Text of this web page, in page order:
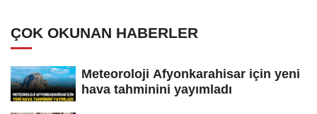
ÇOK OKUNAN HABERLER
Meteoroloji Afyonkarahisar için yeni
hava tahminini yayımladı